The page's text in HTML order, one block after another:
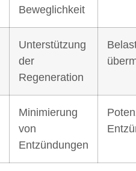
Beweglichkeit
Unterstützung
der
Regeneration
Minimierung
von
Entzündungen